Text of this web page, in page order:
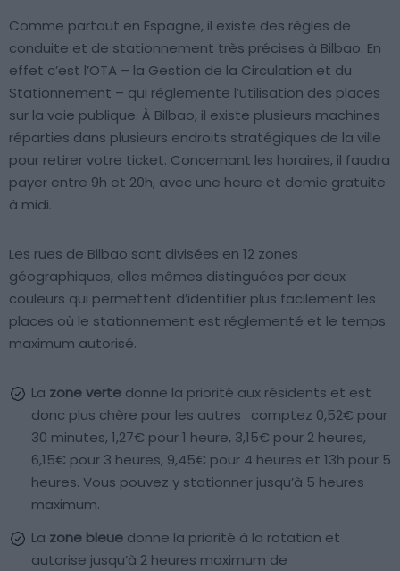
Comme partout en Espagne, il existe des règles de
conduite et de stationnement très précises à Bilbao. En
effet c’est l’OTA – la Gestion de la Circulation et du
Stationnement – qui réglemente l’utilisation des places
sur la voie publique. À Bilbao, il existe plusieurs machines
réparties dans plusieurs endroits stratégiques de la ville
pour retirer votre ticket. Concernant les horaires, il faudra
payer entre 9h et 20h, avec une heure et demie gratuite
à midi.
Les rues de Bilbao sont divisées en 12 zones
géographiques, elles mêmes distinguées par deux
couleurs qui permettent d’identifier plus facilement les
places où le stationnement est réglementé et le temps
maximum autorisé.
La zone verte donne la priorité aux résidents et est
donc plus chère pour les autres : comptez 0,52€ pour
30 minutes, 1,27€ pour 1 heure, 3,15€ pour 2 heures,
6,15€ pour 3 heures, 9,45€ pour 4 heures et 13h pour 5
heures. Vous pouvez y stationner jusqu’à 5 heures
maximum.
La zone bleue donne la priorité à la rotation et
autorise jusqu’à 2 heures maximum de